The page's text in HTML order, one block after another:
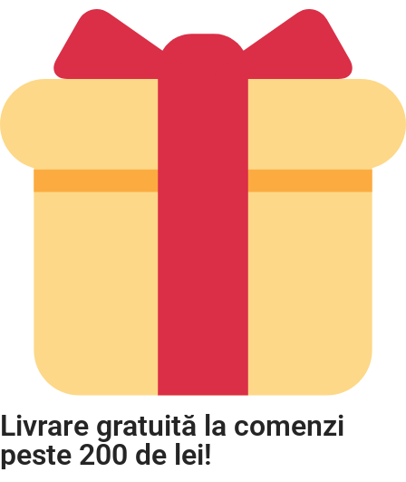
Livrare gratuită la comenzi
peste 200 de lei!